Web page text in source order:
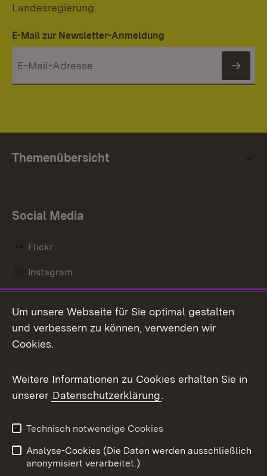
Landesregierung.
E-Mail zur Newsletter-Anmeldung
Themenübersicht
Social Media
Flickr
Instagram
Mastodon
Messenger
Social Wall
X / Twitter
Youtube
Um unsere Webseite für Sie optimal gestalten
und verbessern zu können, verwenden wir
Cookies.
Weitere Informationen zu Cookies erhalten Sie in
unserer Datenschutzerklärung.
Technisch notwendige Cookies
Analyse-Cookies (Die Daten werden ausschließlich
anonymisiert verarbeitet.)